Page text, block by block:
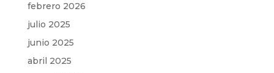
febrero 2026
julio 2025
junio 2025
abril 2025